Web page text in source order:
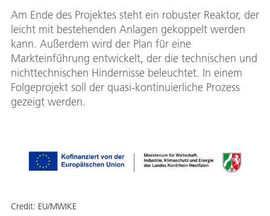
Am Ende des Projektes steht ein robuster Reaktor, der
leicht mit bestehenden Anlagen gekoppelt werden
kann. Außerdem wird der Plan für eine
Markteinführung entwickelt, der die technischen und
nichttechnischen Hindernisse beleuchtet. In einem
Folgeprojekt soll der quasi-kontinuierliche Prozess
gezeigt werden.
Credit: EU/MWIKE